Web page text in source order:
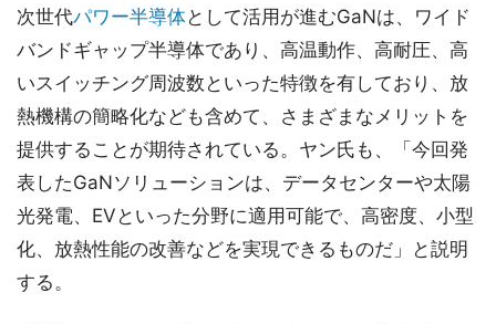
次世代パワー半導体として活用が進むGaNは、ワイド
バンドギャップ半導体であり、高温動作、高耐圧、高
いスイッチング周波数といった特徴を有しており、放
熱機構の簡略化なども含めて、さまざまなメリットを
提供することが期待されている。ヤン氏も、「今回発
表したGaNソリューションは、データセンターや太陽
光発電、EVといった分野に適用可能で、高密度、小型
化、放熱性能の改善などを実現できるものだ」と説明
する。